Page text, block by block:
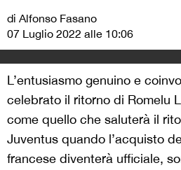
di Alfonso Fasano
07 Luglio 2022 alle 10:06
L’entusiasmo genuino e
celebrato il ritorno di Romelu
come quello che saluterà il
Juventus quando l’acquisto
francese diventerà ufficiale,